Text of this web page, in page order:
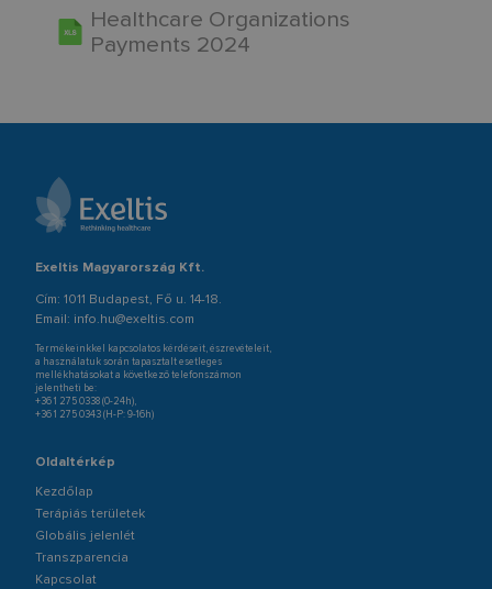
Healthcare Organizations
Payments 2024
Exeltis Magyarország Kft.
Cím: 1011 Budapest, Fő u. 14-18.
Email: info.hu@exeltis.com
Termékeinkkel kapcsolatos kérdéseit, észrevételeit,
a használatuk során tapasztalt esetleges
mellékhatásokat a következő telefonszámon
jelentheti be:
+36 1 275 0338(0-24h),
+36 1 275 0343(H-P: 9-16h)
Oldaltérkép
Kezdőlap
Terápiás területek
Globális jelenlét
Transzparencia
Kapcsolat